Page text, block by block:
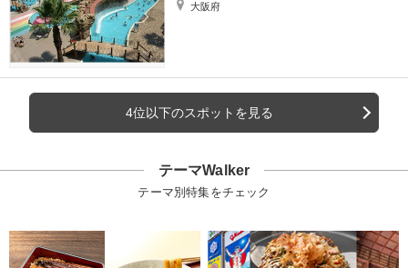
大阪府
4位以下のスポットを見る
テーマWalker
テーマ別特集をチェック